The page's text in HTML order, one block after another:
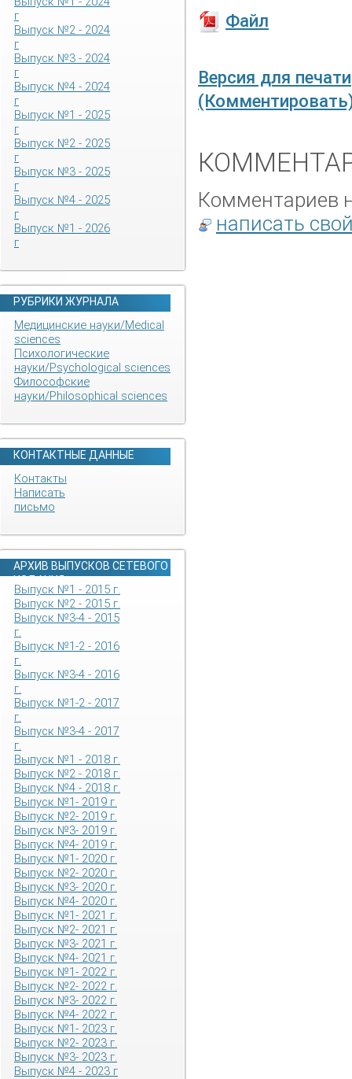
г
Выпуск №2 - 2024
г
Выпуск №3 - 2024
г
Выпуск №4 - 2024
г
Выпуск №1 - 2025
г
Выпуск №2 - 2025
г
Выпуск №3 - 2025
г
Выпуск №4 - 2025
г
Выпуск №1 - 2026
г
РУБРИКИ ЖУРНАЛА
Медицинские науки/Medical
sciences
Психологические
науки/Psychological sciences
Философские
науки/Philosophical sciences
КОНТАКТНЫЕ ДАННЫЕ
Контакты
Написать
письмо
АРХИВ ВЫПУСКОВ СЕТЕВОГО
ИЗДАНИЯ
Выпуск №1 - 2015 г.
Выпуск №2 - 2015 г.
Выпуск №3-4 - 2015
г.
Выпуск №1-2 - 2016
г.
Выпуск №3-4 - 2016
г.
Выпуск №1-2 - 2017
г.
Выпуск №3-4 - 2017
г.
Выпуск №1 - 2018 г.
Выпуск №2 - 2018 г.
Выпуск №4 - 2018 г.
Выпуск №1- 2019 г.
Выпуск №2- 2019 г.
Выпуск №3- 2019 г.
Выпуск №4- 2019 г.
Выпуск №1- 2020 г.
Выпуск №2- 2020 г.
Выпуск №3- 2020 г.
Выпуск №4- 2020 г.
Выпуск №1- 2021 г.
Выпуск №2- 2021 г.
Выпуск №3- 2021 г.
Выпуск №4- 2021 г.
Выпуск №1- 2022 г.
Выпуск №2- 2022 г.
Выпуск №3- 2022 г.
Выпуск №4- 2022 г.
Выпуск №1- 2023 г.
Выпуск №2- 2023 г.
Выпуск №3- 2023 г.
Выпуск №4 - 2023 г
Файл
Версия для печати
Комментариев
написать